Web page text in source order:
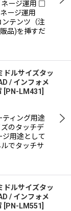
ージ運用 □
ージ運用
ンテンツ（注
品)を挿すだ
ドルサイズタッ
/ インフォメ
PN-LM431
ィング用途
のタッチデ
用途として
でタッチサ
ドルサイズタッ
/ インフォメ
PN-LM551